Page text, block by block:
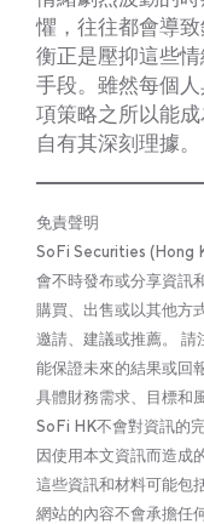
懼，往往都會導
衡正是壓抑這些
手段。雖然每個
項策略之所以能
自有其深刻理據。
免責聲明
SoFi Securities (Hong
會不時發布或分享資訊
購買、出售或以其他方
邀請、建議或推薦。 請
能保證未來的結果或回
具體財務需求、目標和
SoFi HK不會對資訊的
因使用本文資訊而造成
這些資訊和材料可能包
網站的內容不會承擔任